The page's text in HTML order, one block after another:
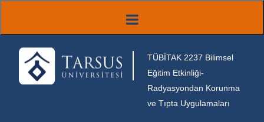
TÜBİTAK 2237 Bilimsel
Eğitim Etkinliği-
Radyasyondan Korunma
ve Tıpta Uygulamaları